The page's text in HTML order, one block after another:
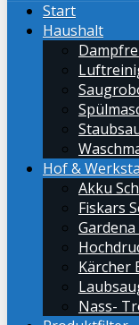
Start
Haushalt
Hof &
Akku
Fiskars
Gardena
Kärcher
Nass-